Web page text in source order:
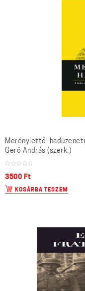
Merénylettől
Gerő András (szerk.)
3500 Ft
KOSÁRBA TESZEM